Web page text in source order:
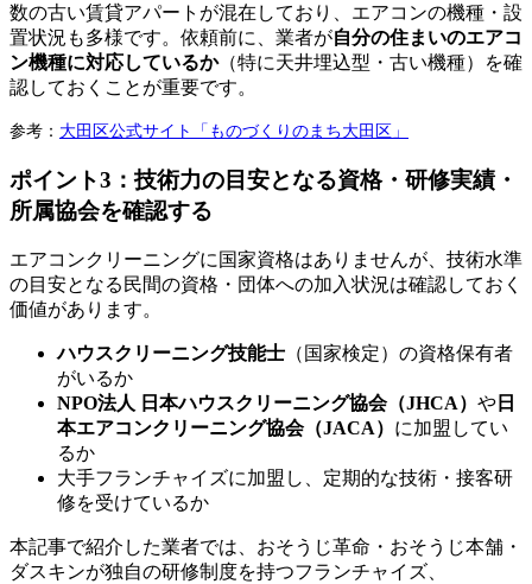
数の古い賃貸アパートが混在しており、エアコンの機種・設
置状況も多様です。依頼前に、業者が自分の住まいのエアコ
ン機種に対応しているか（特に天井埋込型・古い機種）を確
認しておくことが重要です。
参考： 大田区公式サイト「ものづくりのまち大田区」
ポイント3：技術力の目安となる資格・研修実績・
所属協会を確認する
エアコンクリーニングに国家資格はありませんが、技術水準
の目安となる民間の資格・団体への加入状況は確認しておく
価値があります。
ハウスクリーニング技能士 （国家検定）の資格保有者
がいるか
NPO法人 日本ハウスクリーニング協会（JHCA） や 日
本エアコンクリーニング協会（JACA） に加盟してい
るか
大手フランチャイズに加盟し、定期的な技術・接客研
修を受けているか
本記事で紹介した業者では、おそうじ革命・おそうじ本舗・
ダスキンが独自の研修制度を持つフランチャイズ、